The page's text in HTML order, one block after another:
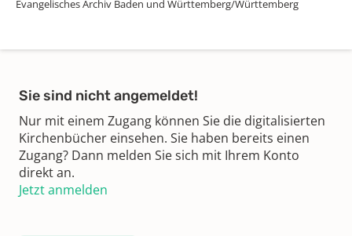
Evangelisches Archiv Baden und Württemberg/Württemberg
Sie sind nicht angemeldet!
Nur mit einem Zugang können Sie die digitalisierten
Kirchenbücher einsehen. Sie haben bereits einen
Zugang? Dann melden Sie sich mit Ihrem Konto
direkt an.
Jetzt anmelden